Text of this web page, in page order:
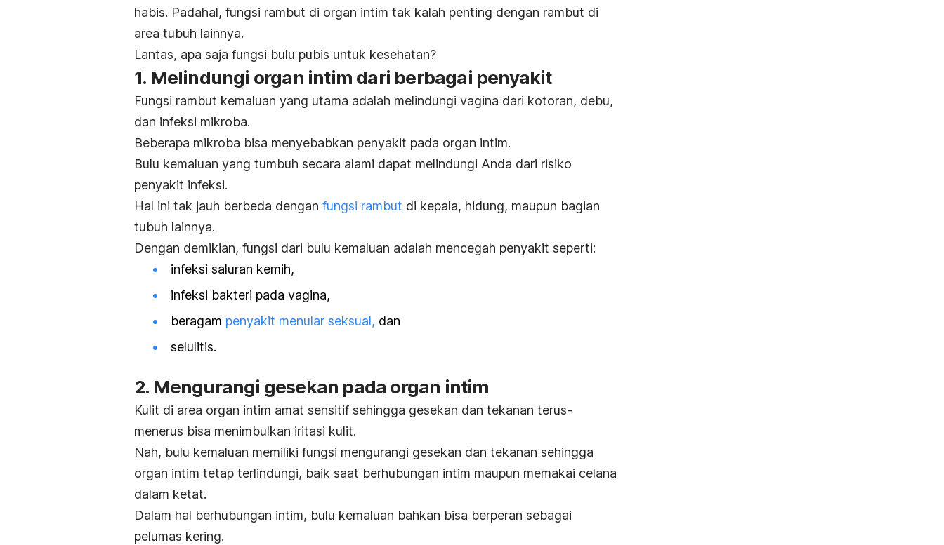
habis. Padahal, fungsi rambut di organ intim tak kalah penting dengan rambut di
area tubuh lainnya.
Lantas, apa saja fungsi bulu pubis untuk kesehatan?
1. Melindungi organ intim dari berbagai penyakit
Fungsi rambut kemaluan yang utama adalah melindungi vagina dari kotoran, debu,
dan infeksi mikroba.
Beberapa mikroba bisa menyebabkan penyakit pada organ intim.
Bulu kemaluan yang tumbuh secara alami dapat melindungi Anda dari risiko
penyakit infeksi.
Hal ini tak jauh berbeda dengan fungsi rambut di kepala, hidung, maupun bagian
tubuh lainnya.
Dengan demikian, fungsi dari bulu kemaluan adalah mencegah penyakit seperti:
infeksi saluran kemih,
infeksi bakteri pada vagina,
beragam penyakit menular seksual, dan
selulitis.
2. Mengurangi gesekan pada organ intim
Kulit di area organ intim amat sensitif sehingga gesekan dan tekanan terus-
menerus bisa menimbulkan iritasi kulit.
Nah, bulu kemaluan memiliki fungsi mengurangi gesekan dan tekanan sehingga
organ intim tetap terlindungi, baik saat berhubungan intim maupun memakai celana
dalam ketat.
Dalam hal berhubungan intim, bulu kemaluan bahkan bisa berperan sebagai
pelumas kering.